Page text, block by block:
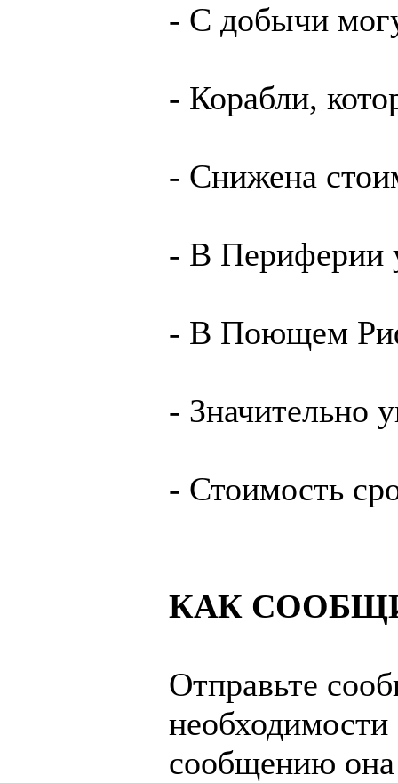
- С добычи
- Корабли,
- Снижена
- В Периферии
- В Поющем
- Значительно
- Стоимость
КАК
Отправьте
сообщению она